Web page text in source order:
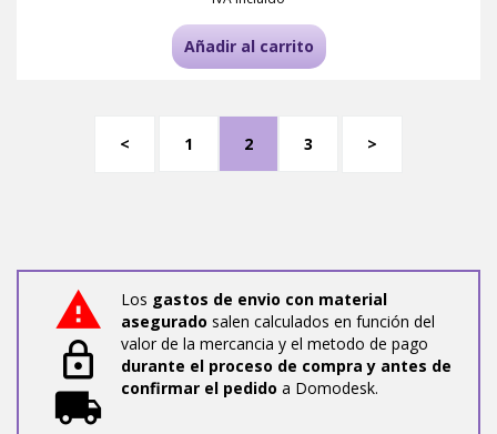
Añadir al carrito
< 1 2 3 >
Los gastos de envio con material
asegurado salen calculados en función del
valor de la mercancia y el metodo de pago
durante el proceso de compra y antes de
confirmar el pedido a Domodesk.